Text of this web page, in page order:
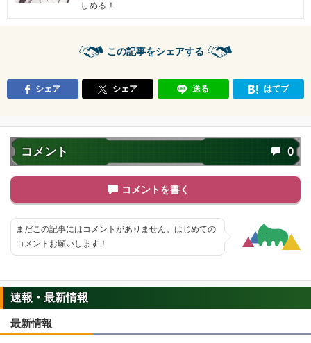
しめる！
この記事をシェアする
シェア シェア 送る はてブ
コメント 0
コメントを書く
まだこの記事にはコメントがありません。はじめての
コメントお願いします！
速報・最新情報
最新情報